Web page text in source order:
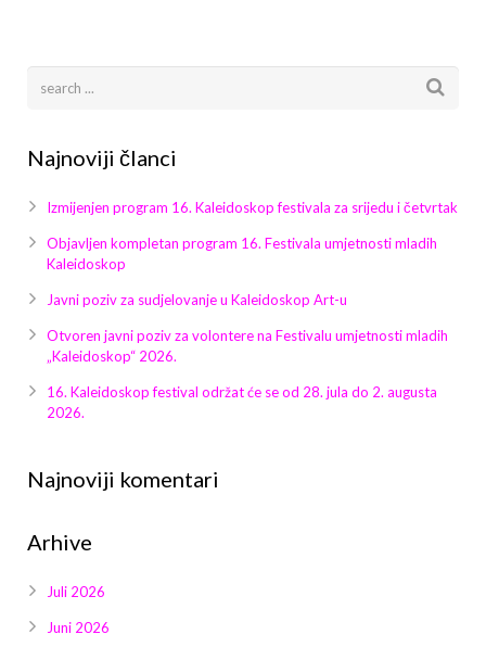
Video 2012
Video 2015
Video 2016
Video 2017
Video 2018
Galerija 2011
Galerija 2014
Galerija 2015
Galerija 2016
Galerija 2017
Galerija 2019
Galerija 2022
Galerija 2023
Kontakt
Najnoviji članci
Izmijenjen program 16. Kaleidoskop festivala za srijedu i četvrtak
Objavljen kompletan program 16. Festivala umjetnosti mladih
Kaleidoskop
Javni poziv za sudjelovanje u Kaleidoskop Art-u
Otvoren javni poziv za volontere na Festivalu umjetnosti mladih
„Kaleidoskop“ 2026.
16. Kaleidoskop festival održat će se od 28. jula do 2. augusta
2026.
Najnoviji komentari
Arhive
Juli 2026
Juni 2026